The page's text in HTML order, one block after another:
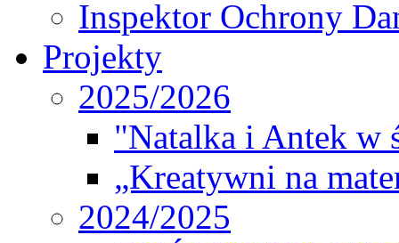
Inspektor Ochrony
Projekty
2025/2026
"Natalka i Antek w
„Kreatywni na
2024/2025